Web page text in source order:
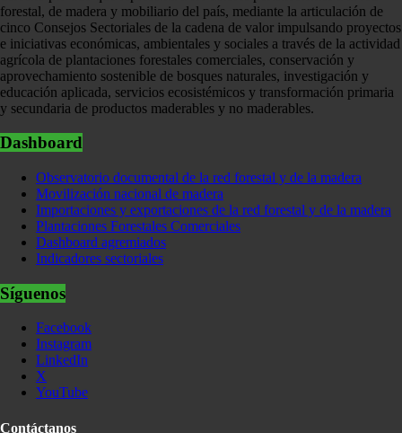
forestal, de madera y mobiliario del país, mediante la articulación de
cinco Consejos Sectoriales de la cadena de valor impulsando proyectos
e iniciativas económicas, ambientales y sociales a través de la actividad
agrícola de plantaciones forestales comerciales, conservación y
aprovechamiento sostenible de bosques naturales, investigación y
educación aplicada, servicios ecosistémicos y transformación primaria
y secundaria de productos maderables y no maderables.
Dashboard
Observatorio documental de la red forestal y de la madera
Movilización nacional de madera
Importaciones y exportaciones de la red forestal y de la madera
Plantaciones Forestales Comerciales
Dashboard agremiados
Indicadores sectoriales
Síguenos
Facebook
Instagram
LinkedIn
X
YouTube
Contáctanos